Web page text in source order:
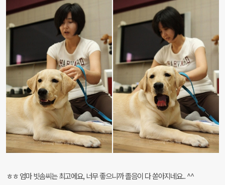
ㅎㅎ 엄마 빗솜씨는 최고에요, 너무 좋으니까 졸음이 다 쏟아지네요.. ^^